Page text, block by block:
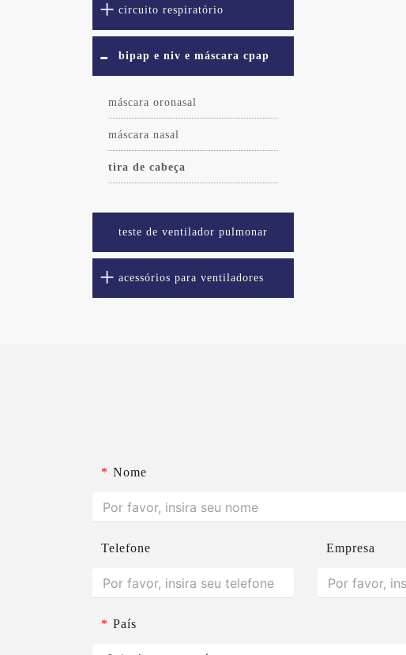
circuito respiratório
bipap e niv e máscara cpap
máscara oronasal
máscara nasal
tira de cabeça
teste de ventilador pulmonar
acessórios para ventiladores
* Nome
Telefone Empresa
* País